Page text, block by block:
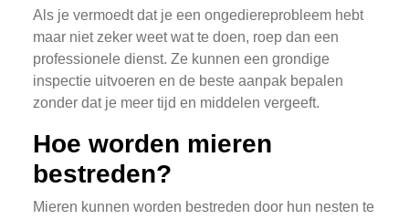
Als je vermoedt dat je een ongediereprobleem hebt
maar niet zeker weet wat te doen, roep dan een
professionele dienst. Ze kunnen een grondige
inspectie uitvoeren en de beste aanpak bepalen
zonder dat je meer tijd en middelen vergeeft.
Hoe worden mieren
bestreden?
Mieren kunnen worden bestreden door hun nesten te